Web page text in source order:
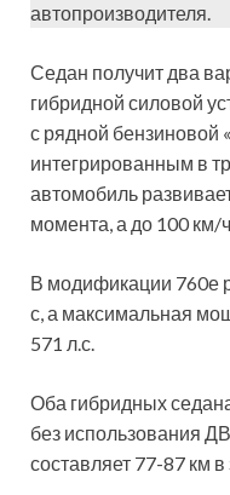
автопроизводителя.
Седан получит два
гибридной силовой
с рядной бензиновой
интегрированным в
автомобиль
момента, а до 100 км/
В модификации 760е
с, а максимальная
571 л.с.
Оба гибридных
без использования
составляет 77-87 км